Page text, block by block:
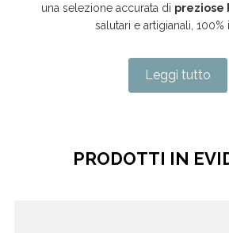
una selezione accurata di preziose
salutari e artigianali, 100%
Leggi tutto
PRODOTTI IN